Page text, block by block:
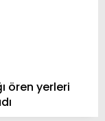
ören yerleri